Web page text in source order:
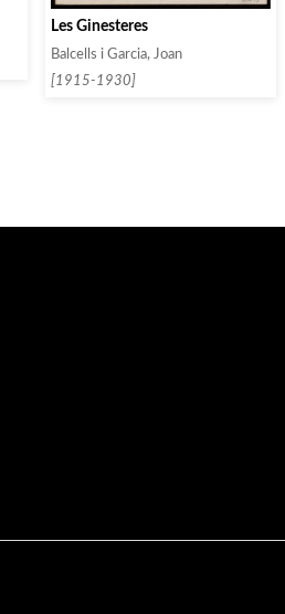
Les Ginesteres
Balcells i Garcia, Joan
[1915-1930]